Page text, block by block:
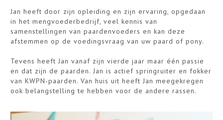
Jan heeft door zijn opleiding en zijn ervaring, opgedaan
in het mengvoederbedrijf, veel kennis van
samenstellingen van paardenvoeders en kan deze
afstemmen op de voedingsvraag van uw paard of pony.
Tevens heeft Jan vanaf zijn vierde jaar maar één passie
en dat zijn de paarden. Jan is actief springruiter en fokker
van KWPN-paarden. Van huis uit heeft Jan meegekregen
ook belangstelling te hebben voor de andere rassen.